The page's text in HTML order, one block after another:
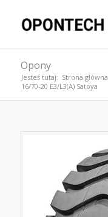
Opony
Jesteś tutaj: Strona główna
16/70-20 E3/L3(A) Satoya